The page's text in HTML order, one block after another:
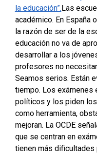
la educación”.Las
académico. En España
la razón de ser de la
educación no va de
desarrollar a los
profesores no
Seamos serios. Están
tiempo. Los exámenes
políticos y los piden
como herramienta,
mejoran. La OCDE
que se centran en
tienen más dificultades